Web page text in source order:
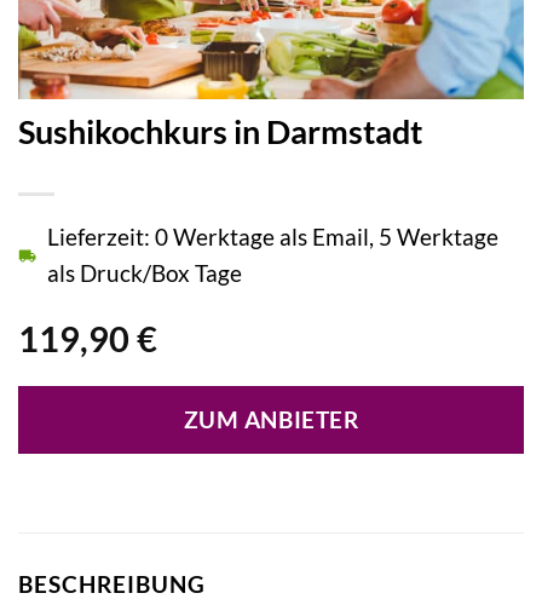
Sushikochkurs in Darmstadt
119,90 €
Lieferzeit: 0 Werktage als Email, 5 Werktage
als Druck/Box Tage
ZUM ANBIETER
BESCHREIBUNG